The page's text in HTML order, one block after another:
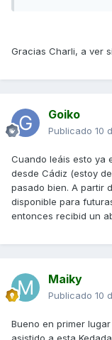
Gracias Charli, a ver
Goiko
Publicado 10
Cuando leáis esto ya
desde Cádiz (estoy
pasado bien. A partir
disponible para
entonces recibid un
Maiky
Publicado 10
Bueno en primer